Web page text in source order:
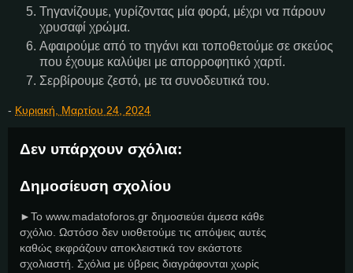
Τηγανίζουμε, γυρίζοντας μία φορά, μέχρι να πάρουν
χρυσαφί χρώμα.
Αφαιρούμε από το τηγάνι και τοποθετούμε σε σκεύος
που έχουμε καλύψει με απορροφητικό χαρτί.
Σερβίρουμε ζεστό, με τα συνοδευτικά του.
- Κυριακή, Μαρτίου 24, 2024
Δεν υπάρχουν σχόλια:
Δημοσίευση σχολίου
►Το www.madatoforos.gr δημοσιεύει άμεσα κάθε
σχόλιο. Ωστόσο δεν υιοθετούμε τις απόψεις αυτές
καθώς εκφράζουν αποκλειστικά τον εκάστοτε
σχολιαστή. Σχόλια με ύβρεις διαγράφονται χωρίς